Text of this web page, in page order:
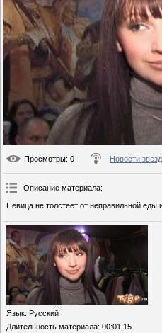
Просмотры: 0 Новости звезд
Описание материала:
Певица не толстеет от неправильной еды
Язык: Русский
Длительность материала: 00:01:15